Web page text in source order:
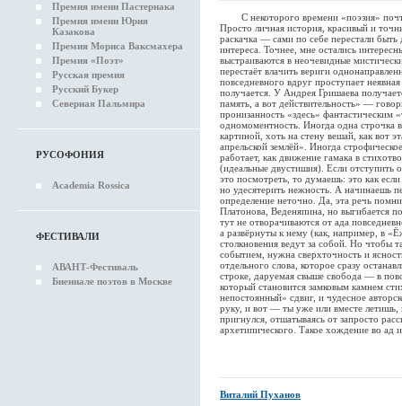
Премия имени Пастернака
Премия имени Юрия
Казакова
Премия Мориса Ваксмахера
Премия «Поэт»
Русская премия
Русский Букер
Северная Пальмира
РУСОФОНИЯ
Academia Rossica
ФЕСТИВАЛИ
АВАНТ-Фестиваль
Биеннале поэтов в Москве
С некоторого времени «поэзия»
Просто личная история, красивый и
раскачка — сами по себе перестали
интереса. Точнее, мне остались
выстраиваются в неочевидные
перестаёт влачить вериги
повседневного вдруг проступает
получается. У Андрея Гришаева
память, а вот действительность» —
пронизанность «здесь» фантастическим
одномоментность. Иногда одна строчка
картиной, хоть на стену вешай, как вот
апрельской землёй». Иногда
работает, как движение гамака в
(идеальные двустишия). Если отступить
это посмотреть, то думаешь: это как
но удесятерить нежность. А начинаешь
определение неточно. Да, эта речь
Платонова, Веденяпина, но выгибается
тут не отворачиваются от ада
а развёрнуты к нему (как, например, в
столкновения ведут за собой. Но чтобы
событием, нужна сверхточность и
отдельного слова, которое сразу
строке, даруемая свыше свобода — в
который становится замковым камнем
непостоянный» сдвиг, и чудесное
руку, и вот — ты уже или вместе
пригнулся, отшатываясь от запросто
архетипического. Такое хождение во ад
Виталий Пуханов